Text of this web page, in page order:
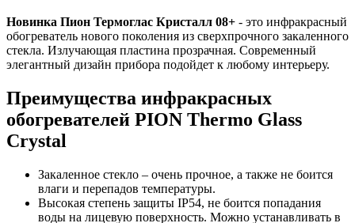
Новинка Пион Термоглас Кристалл 08+ - это инфракрасный
обогреватель нового поколения из сверхпрочного закаленного
стекла. Излучающая пластина прозрачная. Современный
элегантный дизайн прибора подойдет к любому интерьеру.
Преимущества инфракрасных
обогревателей PION Thermo Glass
Crystal
Закаленное стекло – очень прочное, а также не боится
влаги и перепадов температуры.
Высокая степень защиты IP54, не боится попадания
воды на лицевую поверхность. Можно устанавливать в